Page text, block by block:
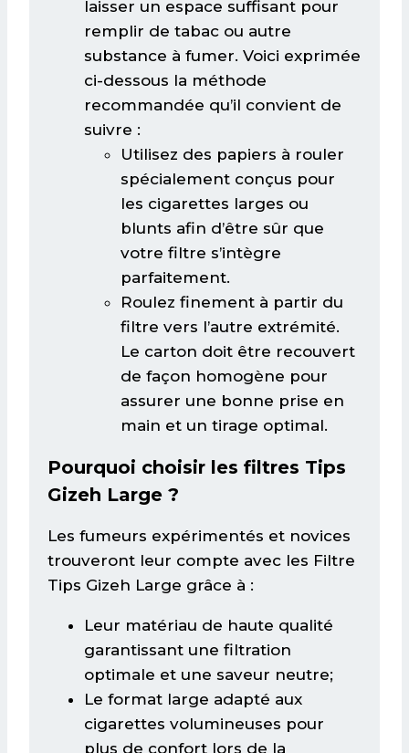
laisser un espace suffisant pour
remplir de tabac ou autre
substance à fumer. Voici exprimée
ci-dessous la méthode
recommandée qu’il convient de
suivre :
Utilisez des papiers à rouler
spécialement conçus pour
les cigarettes larges ou
blunts afin d’être sûr que
votre filtre s’intègre
parfaitement.
Roulez finement à partir du
filtre vers l’autre extrémité.
Le carton doit être recouvert
de façon homogène pour
assurer une bonne prise en
main et un tirage optimal.
Pourquoi choisir les filtres Tips
Gizeh Large ?
Les fumeurs expérimentés et novices
trouveront leur compte avec les Filtre
Tips Gizeh Large grâce à :
Leur matériau de haute qualité
garantissant une filtration
optimale et une saveur neutre;
Le format large adapté aux
cigarettes volumineuses pour
plus de confort lors de la